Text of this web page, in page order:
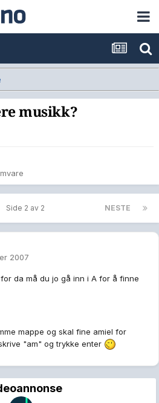
musikk?
NESTE
Side 2 av 2
2007
da må du jo gå inn i A for å finne
mappe og skal fine amiel for
"am" og trykke enter